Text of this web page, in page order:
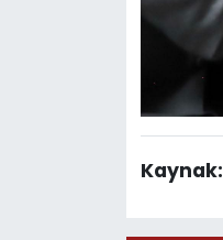
Kaynak: